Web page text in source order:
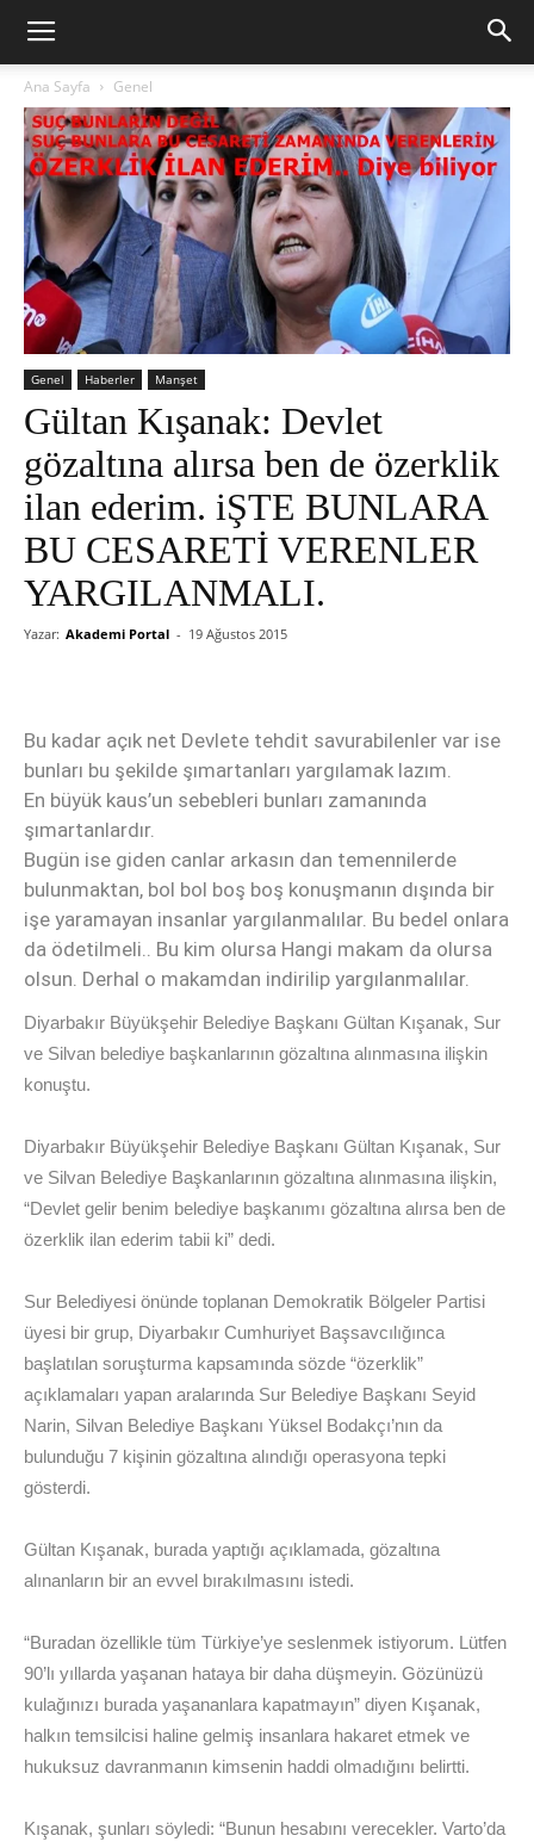
Ana Sayfa Genel
Genel Haberler Manşet
Gültan Kışanak: Devlet
gözaltına alırsa ben de özerklik
ilan ederim. iŞTE BUNLARA
BU CESARETİ VERENLER
YARGILANMALI.
Yazar: Akademi Portal - 19 Ağustos 2015
Bu kadar açık net Devlete tehdit savurabilenler var ise
bunları bu şekilde şımartanları yargılamak lazım.
En büyük kaus’un sebebleri bunları zamanında
şımartanlardır.
Bugün ise giden canlar arkasın dan temennilerde
bulunmaktan, bol bol boş boş konuşmanın dışında bir
işe yaramayan insanlar yargılanmalılar. Bu bedel onlara
da ödetilmeli.. Bu kim olursa Hangi makam da olursa
olsun. Derhal o makamdan indirilip yargılanmalılar.
Diyarbakır Büyükşehir Belediye Başkanı Gültan Kışanak, Sur
ve Silvan belediye başkanlarının gözaltına alınmasına ilişkin
konuştu.
Diyarbakır Büyükşehir Belediye Başkanı Gültan Kışanak, Sur
ve Silvan Belediye Başkanlarının gözaltına alınmasına ilişkin,
“Devlet gelir benim belediye başkanımı gözaltına alırsa ben de
özerklik ilan ederim tabii ki” dedi.
Sur Belediyesi önünde toplanan Demokratik Bölgeler Partisi
üyesi bir grup, Diyarbakır Cumhuriyet Başsavcılığınca
başlatılan soruşturma kapsamında sözde “özerklik”
açıklamaları yapan aralarında Sur Belediye Başkanı Seyid
Narin, Silvan Belediye Başkanı Yüksel Bodakçı’nın da
bulunduğu 7 kişinin gözaltına alındığı operasyona tepki
gösterdi.
Gültan Kışanak, burada yaptığı açıklamada, gözaltına
alınanların bir an evvel bırakılmasını istedi.
“Buradan özellikle tüm Türkiye’ye seslenmek istiyorum. Lütfen
90’lı yıllarda yaşanan hataya bir daha düşmeyin. Gözünüzü
kulağınızı burada yaşananlara kapatmayın” diyen Kışanak,
halkın temsilcisi haline gelmiş insanlara hakaret etmek ve
hukuksuz davranmanın kimsenin haddi olmadığını belirtti.
Kışanak, şunları söyledi: “Bunun hesabını verecekler. Varto’da